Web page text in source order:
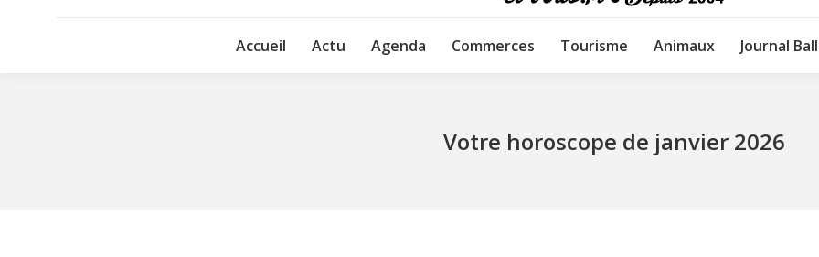
Accueil Actu Agenda Commerces Tourisme Animaux Journal
Votre horoscope de janvier 2026